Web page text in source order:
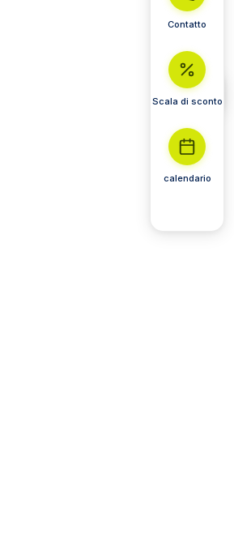
Contatto
Scala di sconto
calendario